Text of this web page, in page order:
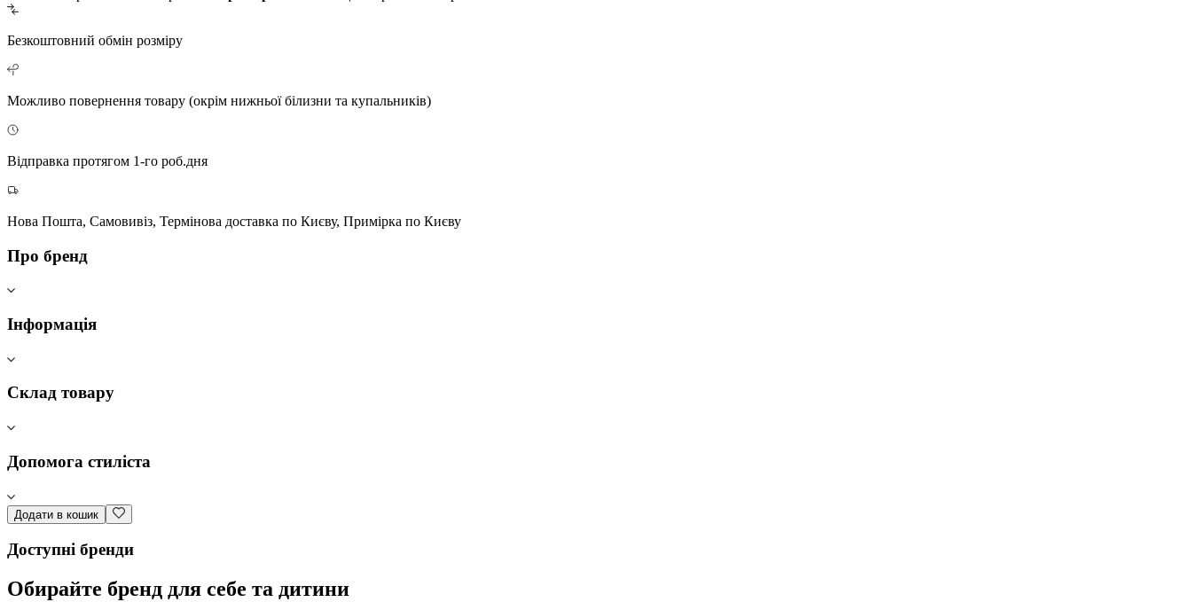
Безкоштовний обмін розміру
Можливо повернення товару (окрім нижньої білизни та купальників)
Відправка протягом 1-го роб.дня
Нова Пошта, Самовивіз, Термінова доставка по Києву, Примірка по Києву
Про бренд
Інформація
Склад товару
Допомога стиліста
Додати в кошик
Доступні бренди
Обирайте бренд для себе та дитини